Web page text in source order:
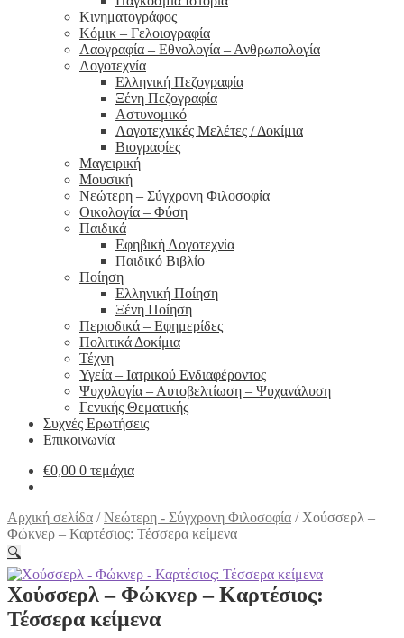
Κινηματογράφος
Κόμικ – Γελοιογραφία
Λαογραφία – Εθνολογία – Ανθρωπολογία
Λογοτεχνία
Ελληνική Πεζογραφία
Ξένη Πεζογραφία
Αστυνομικό
Λογοτεχνικές Μελέτες / Δοκίμια
Βιογραφίες
Μαγειρική
Μουσική
Νεώτερη – Σύγχρονη Φιλοσοφία
Οικολογία – Φύση
Παιδικά
Εφηβική Λογοτεχνία
Παιδικό Βιβλίο
Ποίηση
Ελληνική Ποίηση
Ξένη Ποίηση
Περιοδικά – Εφημερίδες
Πολιτικά Δοκίμια
Τέχνη
Υγεία – Ιατρικού Ενδιαφέροντος
Ψυχολογία – Αυτοβελτίωση – Ψυχανάλυση
Γενικής Θεματικής
Συχνές Ερωτήσεις
Επικοινωνία
€0,00 0 τεμάχια
Αρχική σελίδα /Νεώτερη - Σύγχρονη Φιλοσοφία / Χούσσερλ –
Φώκνερ – Καρτέσιος: Τέσσερα κείμενα
🔍
Χούσσερλ – Φώκνερ – Καρτέσιος:
Τέσσερα κείμενα